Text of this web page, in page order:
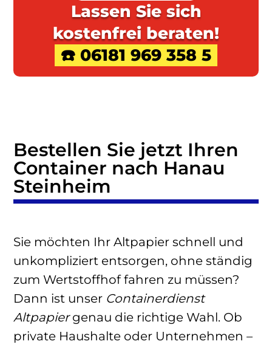
Lassen Sie sich
kostenfrei beraten!
☎️ 06181 969 358 5
Bestellen Sie jetzt Ihren
Container nach Hanau
Steinheim
Sie möchten Ihr Altpapier schnell und
unkompliziert entsorgen, ohne ständig
zum Wertstoffhof fahren zu müssen?
Dann ist unser Containerdienst
Altpapiergenau die richtige Wahl. Ob
private Haushalte oder Unternehmen –